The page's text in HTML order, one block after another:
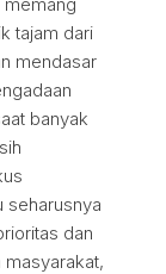
tajam dari
mendasar
banyak
seharusnya
dan